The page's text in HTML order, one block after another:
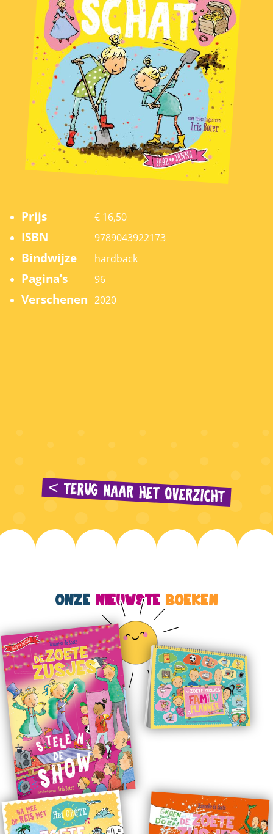
Prijs € 16,50
ISBN 9789043922173
Bindwijze hardback
Pagina’s 96
Verschenen 2020
< TERUG NAAR HET OVERZICHT
ONZE NIEUWSTE BOEKEN